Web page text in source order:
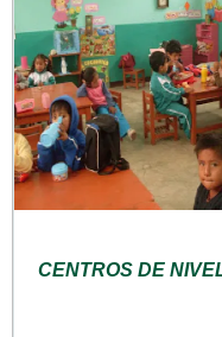
CENTROS DE